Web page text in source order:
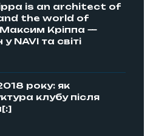
is an architect of
the world of
Кріппа —
NAVI та світі
року: як
клубу після